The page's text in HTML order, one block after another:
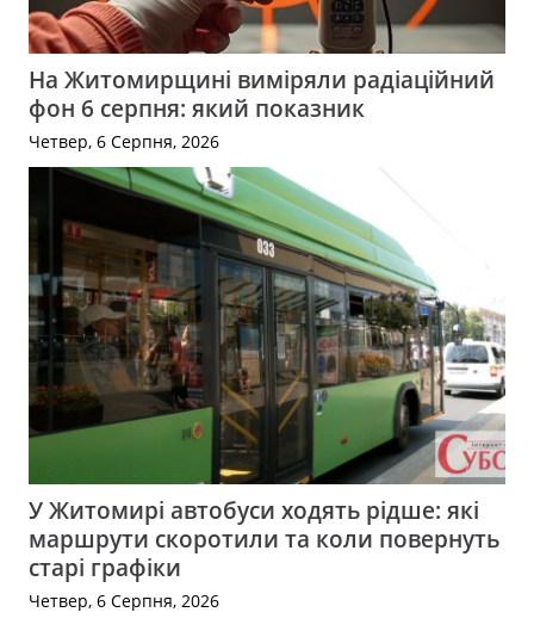
На Житомирщині виміряли радіаційний
фон 6 серпня: який показник
Четвер, 6 Серпня, 2026
У Житомирі автобуси ходять рідше: які
маршрути скоротили та коли повернуть
старі графіки
Четвер, 6 Серпня, 2026